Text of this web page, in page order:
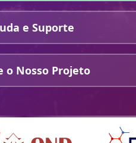
e Suporte
o Nosso Projeto